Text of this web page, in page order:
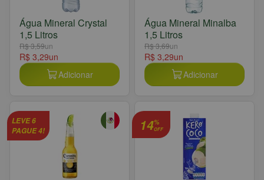
Água Mineral Crystal
1,5 Litros
R$ 3,59un
R$ 3,29un
Adicionar
Água Mineral Minalba
1,5 Litros
R$ 3,69un
R$ 3,29un
Adicionar
LEVE 6
PAGUE 4!
14%
OFF